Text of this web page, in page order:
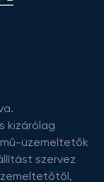
kizárólag
üzemeltetők
szervez